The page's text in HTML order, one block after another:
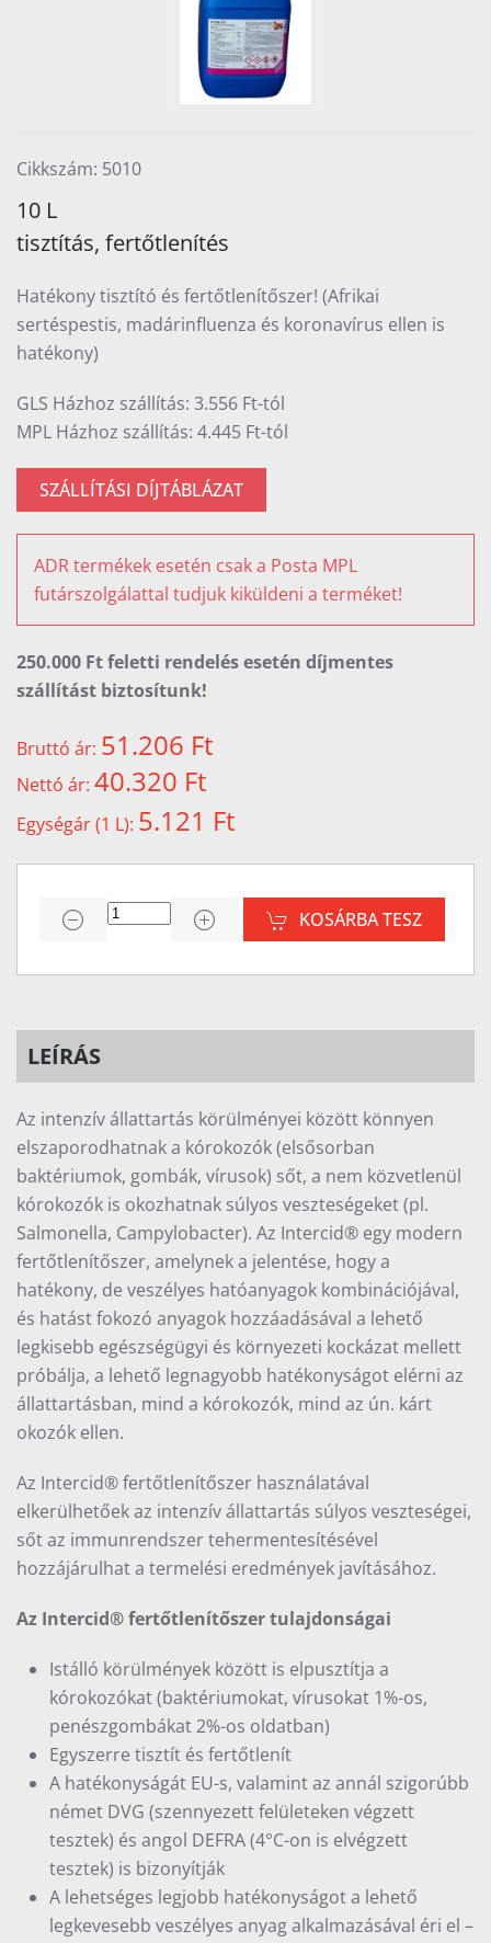
Cikkszám: 5010
10 L
tisztítás, fertőtlenítés
Hatékony tisztító és fertőtlenítőszer! (Afrikai
sertéspestis, madárinfluenza és koronavírus ellen is
hatékony)
GLS Házhoz szállítás: 3.556 Ft-tól
MPL Házhoz szállítás: 4.445 Ft-tól
SZÁLLÍTÁSI DÍJTÁBLÁZAT
ADR termékek esetén csak a Posta MPL
futárszolgálattal tudjuk kiküldeni a terméket!
250.000 Ft feletti rendelés esetén díjmentes
szállítást biztosítunk!
Bruttó ár: 51.206 Ft
Nettó ár: 40.320 Ft
Egységár (1 L): 5.121 Ft
KOSÁRBA TESZ
LEÍRÁS
Az intenzív állattartás körülményei között könnyen
elszaporodhatnak a kórokozók (elsősorban
baktériumok, gombák, vírusok) sőt, a nem közvetlenül
kórokozók is okozhatnak súlyos veszteségeket (pl.
Salmonella, Campylobacter). Az Intercid® egy modern
fertőtlenítőszer, amelynek a jelentése, hogy a
hatékony, de veszélyes hatóanyagok kombinációjával,
és hatást fokozó anyagok hozzáadásával a lehető
legkisebb egészségügyi és környezeti kockázat mellett
próbálja, a lehető legnagyobb hatékonyságot elérni az
állattartásban, mind a kórokozók, mind az ún. kárt
okozók ellen.
Az Intercid® fertőtlenítőszer használatával
elkerülhetőek az intenzív állattartás súlyos veszteségei,
sőt az immunrendszer tehermentesítésével
hozzájárulhat a termelési eredmények javításához.
Az Intercid® fertőtlenítőszer tulajdonságai
Istálló körülmények között is elpusztítja a
kórokozókat (baktériumokat, vírusokat 1%-os,
penészgombákat 2%-os oldatban)
Egyszerre tisztít és fertőtlenít
A hatékonyságát EU-s, valamint az annál szigorúbb
német DVG (szennyezett felületeken végzett
tesztek) és angol DEFRA (4°C-on is elvégzett
tesztek) is bizonyítják
A lehetséges legjobb hatékonyságot a lehető
legkevesebb veszélyes anyag alkalmazásával éri el –